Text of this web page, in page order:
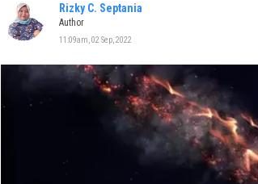
Rizky C. Septania
Author
11:09am, 02 Sep, 2022